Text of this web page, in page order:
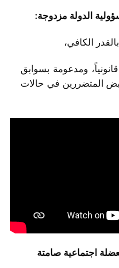
الدولة مزدوجة:
الكافي،
قانونياً، ومدعومة بسوابق
المتضررين في حالات
اجتماعية صامتة